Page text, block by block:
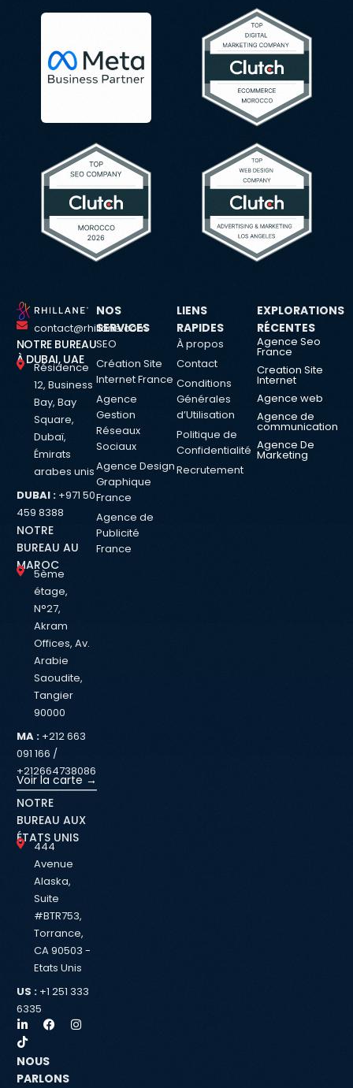
contact@rhillane.com
NOTRE BUREAU
À DUBAI, UAE
Résidence
12, Business
Bay, Bay
Square,
Dubaï,
Émirats
arabes unis
DUBAI :+971 50
459 8388
NOTRE
BUREAU AU
MAROC
5ème
étage,
N°27,
Akram
Offices, Av.
Arabie
Saoudite,
Tangier
90000
MA :+212 663
091 166 /
+212664738086
Voir la carte →
NOTRE
BUREAU AUX
ÉTATS UNIS
444
Avenue
Alaska,
Suite
#BTR753,
Torrance,
CA 90503 -
Etats Unis
US :+1 251 333
6335
NOUS
PARLONS
NOS
SERVICES
SEO
Création Site
Internet France
Agence
Gestion
Réseaux
Sociaux
Agence Design
Graphique
France
Agence de
Publicité
France
LIENS
RAPIDES
À propos
Contact
Conditions
Générales
d’Utilisation
Politique de
Confidentialité
Recrutement
EXPLORATIONS
RÉCENTES
Agence Seo
France
Creation Site
Internet
Agence web
Agence de
communication
Agence De
Marketing